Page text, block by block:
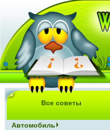
Все советы
Автомобиль